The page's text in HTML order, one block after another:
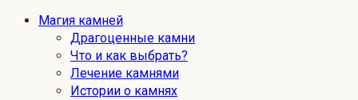
Магия камней
Драгоценные камни
Что и как выбрать?
Лечение камнями
Истории о камнях